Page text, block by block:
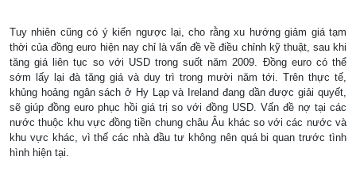
Tuy nhiên cũng có ý kiến ngược lại, cho rằng xu hướng giảm giá tạm
thời của đồng euro hiện nay chỉ là vấn đề về điều chỉnh kỹ thuật, sau khi
tăng giá liên tục so với USD trong suốt năm 2009. Ðồng euro có thể
sớm lấy lại đà tăng giá và duy trì trong mười năm tới. Trên thực tế,
khủng hoảng ngân sách ở Hy Lạp và Ireland đang dần được giải quyết,
sẽ giúp đồng euro phục hồi giá trị so với đồng USD. Vấn đề nợ tại các
nước thuộc khu vực đồng tiền chung châu Âu khác so với các nước và
khu vực khác, vì thế các nhà đầu tư không nên quá bi quan trước tình
hình hiện tại.